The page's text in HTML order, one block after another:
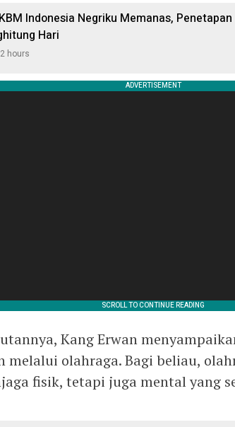
Indonesia Negriku Memanas,
Hari
2 hours
Kang Erwan
melalui olahraga. Bagi beliau,
fisik, tetapi juga mental yang